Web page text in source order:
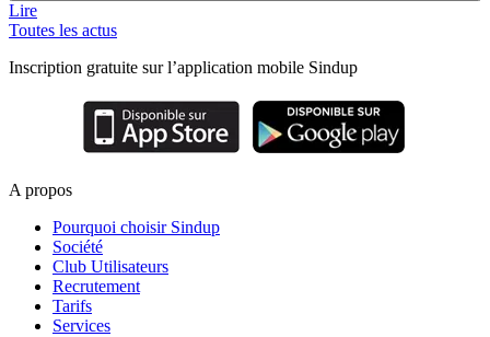
Lire
Toutes les actus
Inscription gratuite sur l’application mobile Sindup
A propos
Pourquoi choisir Sindup
Société
Club Utilisateurs
Recrutement
Tarifs
Services